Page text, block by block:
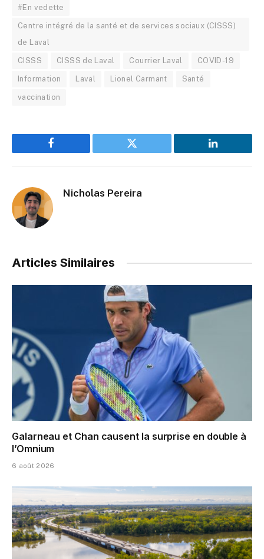
#En vedette
Centre intégré de la santé et de services sociaux (CISSS)
de Laval
CISSS CISSS de Laval Courrier Laval COVID-19
Information Laval Lionel Carmant Santé
vaccination
Facebook Twitter LinkedIn
Nicholas Pereira
Articles Similaires
Galarneau et Chan causent la surprise en double à
l’Omnium
6 août 2026